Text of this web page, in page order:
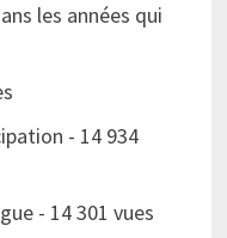
les années qui
- 14 934
- 14 301 vues